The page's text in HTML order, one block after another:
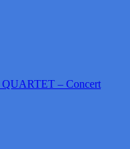
– Concert